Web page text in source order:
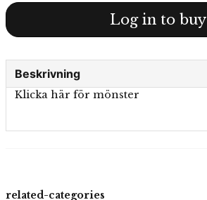
Log in to buy
Beskrivning
Klicka här för mönster
related-categories